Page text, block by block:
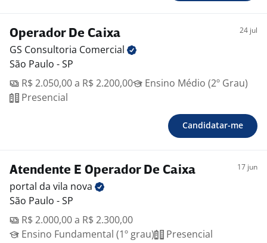
Operador De Caixa 24 jul
GS Consultoria Comercial
São Paulo - SP
R$ 2.050,00 a R$ 2.200,00
Ensino Médio (2º Grau)
Presencial
Candidatar-me
Atendente E Operador De Caixa 17 jun
portal da vila nova
São Paulo - SP
R$ 2.000,00 a R$ 2.300,00
Ensino Fundamental (1º grau)
Presencial